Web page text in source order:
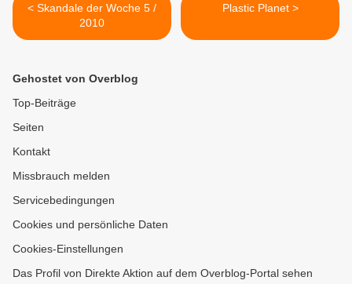
< Skandale der Woche 5 /
2010
Plastic Planet >
Gehostet von Overblog
Top-Beiträge
Seiten
Kontakt
Missbrauch melden
Servicebedingungen
Cookies und persönliche Daten
Cookies-Einstellungen
Das Profil von Direkte Aktion auf dem Overblog-Portal sehen